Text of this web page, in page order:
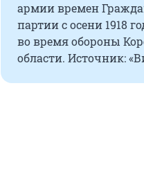
армии времен
партии с осени 1918
во время обороны
области. Источник: